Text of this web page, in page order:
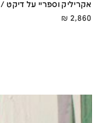
אקריליק וספריי על דיקט / 55x45x2 ס''מ
2,860
₪